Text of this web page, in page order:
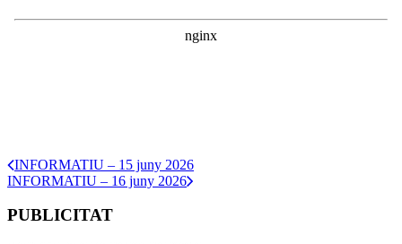
INFORMATIU – 15 juny 2026
INFORMATIU – 16 juny 2026
PUBLICITAT